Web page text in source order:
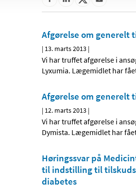
Afgørelse om generelt
| 13. marts 2013 |
Vi har truffet afgørelse i
Lyxumia. Lægemidlet har
Afgørelse om generelt
| 12. marts 2013 |
Vi har truffet afgørelse i
Dymista. Lægemidlet har
Høringssvar på
til indstilling til
diabetes